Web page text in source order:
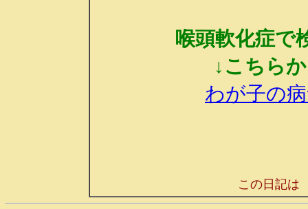
喉頭軟化症で
↓こちら
わが子の
この日記は